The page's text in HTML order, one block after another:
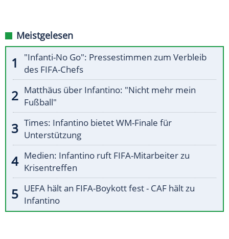
Meistgelesen
"Infanti-No Go": Pressestimmen zum Verbleib
des FIFA-Chefs
Matthäus über Infantino: "Nicht mehr mein
Fußball"
Times: Infantino bietet WM-Finale für
Unterstützung
Medien: Infantino ruft FIFA-Mitarbeiter zu
Krisentreffen
UEFA hält an FIFA-Boykott fest - CAF hält zu
Infantino